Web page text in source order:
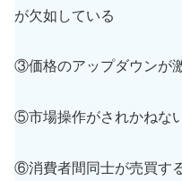
が欠如している
③価格のアップダウンが
⑤市場操作がされかねな
⑥消費者間同士が売買す